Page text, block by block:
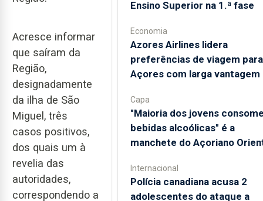
Acresce informar
que saíram da
Região,
designadamente
da ilha de São
Miguel, três
casos positivos,
dos quais um à
revelia das
autoridades,
correspondendo a
Ensino Superior na 1.ª fase
Economia
Azores Airlines lidera
preferências de viagem
Açores com larga vantagem
Capa
"Maioria dos jovens
bebidas alcoólicas" é a
manchete do Açoriano
Internacional
Polícia canadiana acusa 2
adolescentes do ataque a